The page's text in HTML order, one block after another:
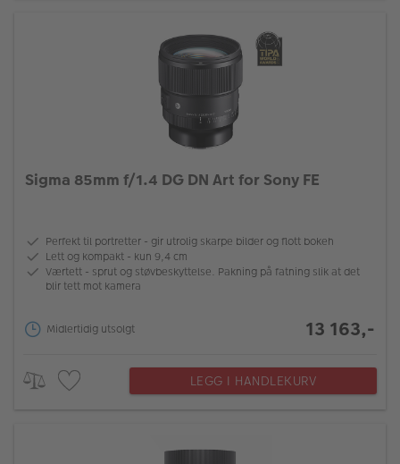
Sigma 85mm f/1.4 DG DN Art for Sony FE
Perfekt til portretter - gir utrolig skarpe bilder og flott bokeh
Lett og kompakt - kun 9,4 cm
Værtett - sprut og støvbeskyttelse. Pakning på fatning slik at det
blir tett mot kamera
Midlertidig utsolgt 13 163,-
LEGG I HANDLEKURV